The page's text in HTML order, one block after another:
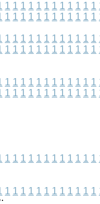
1 1 1 1 1 1 1 1 1 1 1 1
1 1 1 1 1 1 1 1 1 1 1 1
1 1 1 1 1 1 1 1 1 1 1 1
1 1 1 1 1 1 1 1 1 1 1 1
1 1 1 1 1 1 1 1 1 1 1 1
1 1 1 1 1 1 1 1 1 1 1 1
1 1 1 1 1 1 1 1 1 1 1 1
1 1 1 1 1 1 1 1 1 1 1 1